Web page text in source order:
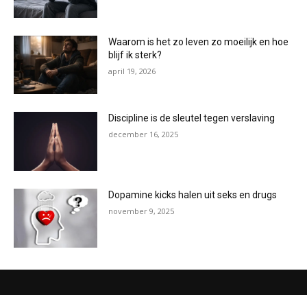
Waarom is het zo leven zo moeilijk en hoe
blijf ik sterk?
april 19, 2026
Discipline is de sleutel tegen verslaving
december 16, 2025
Dopamine kicks halen uit seks en drugs
november 9, 2025